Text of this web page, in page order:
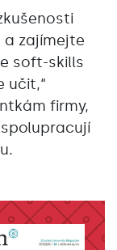
a zajímejte
soft-skills
učit,“
firmy,